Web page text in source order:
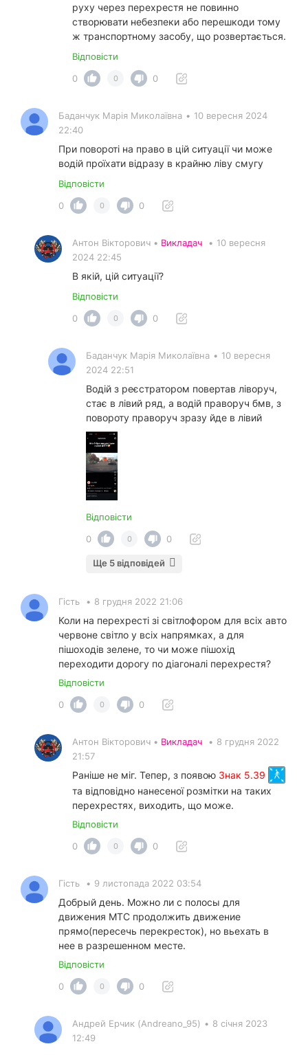
руху через перехрестя не повинно
створювати небезпеки або перешкоди тому
ж транспортному засобу, що розвертається.
Відповісти
0
0 0
Баданчук Марія Миколаївна • 10 вересня 2024
22:40
При повороті на право в цій ситуації чи може
водій проїхати відразу в крайню ліву смугу
Відповісти
0
0 0
Антон Вікторович • Викладач • 10 вересня
2024 22:45
В якій, цій ситуації?
Відповісти
0
0 0
Баданчук Марія Миколаївна • 10 вересня
2024 22:51
Водій з реєстратором повертав ліворуч,
стає в лівий ряд, а водій праворуч бмв, з
повороту праворуч зразу йде в лівий
Відповісти
0
0 0
Ще 5 відповідей
Гість • 8 грудня 2022 21:06
Коли на перехресті зі світлофором для всіх авто
червоне світло у всіх напрямках, а для
пішоходів зелене, то чи може пішохід
переходити дорогу по діагоналі перехрестя?
Відповісти
0
0 0
Антон Вікторович • Викладач • 8 грудня 2022
21:57
Раніше не міг. Тепер, з появою Знак 5.39
та відповідно нанесеної розмітки на таких
перехрестях, виходить, що може.
Відповісти
0
0 0
Гість • 9 листопада 2022 03:54
Добрый день. Можно ли с полосы для
движения МТС продолжить движение
прямо(пересечь перекресток), но вьехать в
нее в разрешенном месте.
Відповісти
0
0 0
Андрей Ерчик (Andreano_95) • 8 січня 2023
12:49